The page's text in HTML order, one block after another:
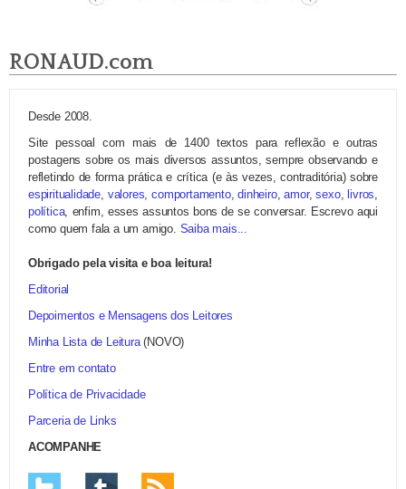
RONAUD.com
Desde 2008.
Site pessoal com mais de 1400 textos para reflexão e outras
postagens sobre os mais diversos assuntos, sempre observando e
refletindo de forma prática e crítica (e às vezes, contraditória) sobre
espiritualidade valores ,comportamento,dinheiro,amor,sexo, livros
política, enfim, esses assuntos bons de se conversar. Escrevo aqui
como quem fala a um amigo. Saiba mais...
Obrigado pela visita e boa leitura!
Editorial
Depoimentos e Mensagens dos Leitores
Minha Lista de Leitura(NOVO)
Entre em contato
Política de Privacidade
Parceria de Links
ACOMPANHE